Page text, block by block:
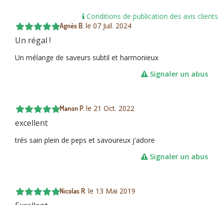
Conditions de publication des avis clients
Agnès B. le 07 Juil. 2024
Un régal !
Un mélange de saveurs subtil et harmonieux
Signaler un abus
Manon P. le 21 Oct. 2022
excellent
trés sain plein de peps et savoureux j'adore
Signaler un abus
Nicolas R. le 13 Mai 2019